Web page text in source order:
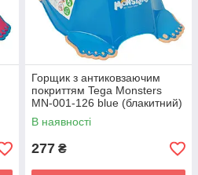
Горщик з антиковзаючим
покриттям Tega Monsters
MN-001-126 blue (блакитний)
В наявності
277 ₴